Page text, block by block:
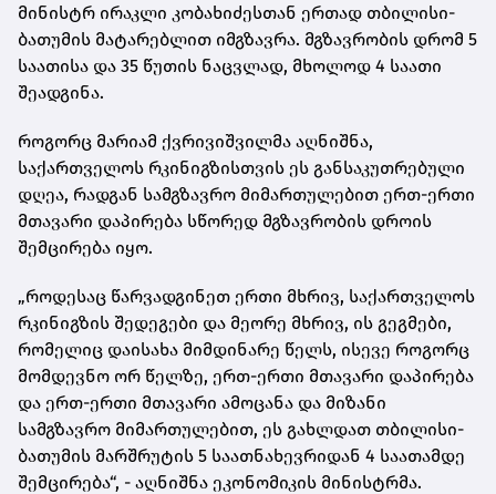
მინისტრ ირაკლი კობახიძესთან ერთად თბილისი-
ბათუმის მატარებლით იმგზავრა. მგზავრობის დრომ 5
საათისა და 35 წუთის ნაცვლად, მხოლოდ 4 საათი
შეადგინა.
როგორც მარიამ ქვრივიშვილმა აღნიშნა,
საქართველოს რკინიგზისთვის ეს განსაკუთრებული
დღეა, რადგან სამგზავრო მიმართულებით ერთ-ერთი
მთავარი დაპირება სწორედ მგზავრობის დროის
შემცირება იყო.
„როდესაც წარვადგინეთ ერთი მხრივ, საქართველოს
რკინიგზის შედეგები და მეორე მხრივ, ის გეგმები,
რომელიც დაისახა მიმდინარე წელს, ისევე როგორც
მომდევნო ორ წელზე, ერთ-ერთი მთავარი დაპირება
და ერთ-ერთი მთავარი ამოცანა და მიზანი
სამგზავრო მიმართულებით, ეს გახლდათ თბილისი-
ბათუმის მარშრუტის 5 საათნახევრიდან 4 საათამდე
შემცირება“, - აღნიშნა ეკონომიკის მინისტრმა.